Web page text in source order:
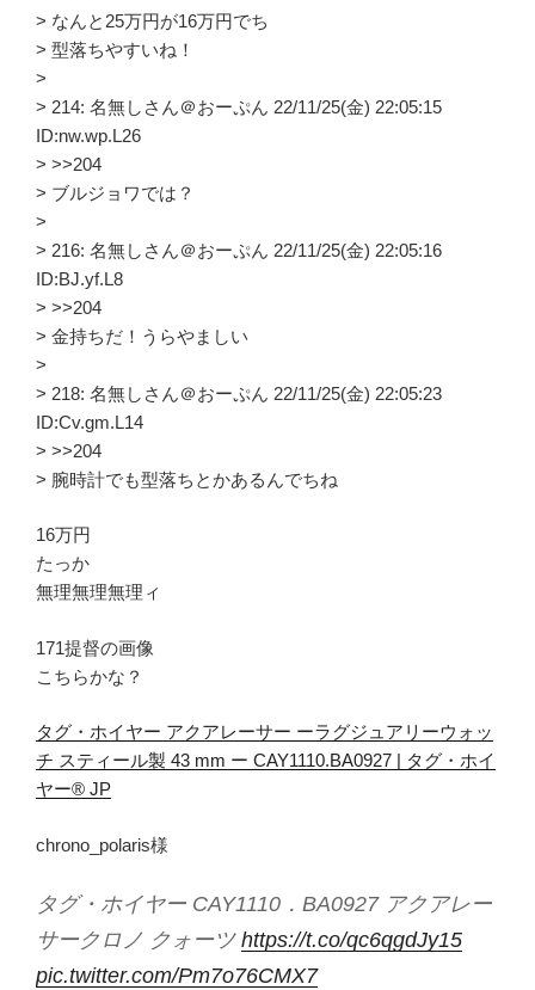
> なんと25万円が16万円でち
> 型落ちやすいね！
>
> 214: 名無しさん＠おーぷん 22/11/25(金) 22:05:15
ID:nw.wp.L26
> >>204
> ブルジョワでは？
>
> 216: 名無しさん＠おーぷん 22/11/25(金) 22:05:16
ID:BJ.yf.L8
> >>204
> 金持ちだ！うらやましい
>
> 218: 名無しさん＠おーぷん 22/11/25(金) 22:05:23
ID:Cv.gm.L14
> >>204
> 腕時計でも型落ちとかあるんでちね
16万円
たっか
無理無理無理ィ
171提督の画像
こちらかな？
タグ・ホイヤー アクアレーサー ーラグジュアリーウォッ
チ スティール製 43 mm ー CAY1110.BA0927 | タグ・ホイ
ヤー® JP
chrono_polaris様
タグ・ホイヤー CAY1110．BA0927 アクアレー
サークロノ クォーツ https://t.co/qc6qgdJy15
pic.twitter.com/Pm7o76CMX7